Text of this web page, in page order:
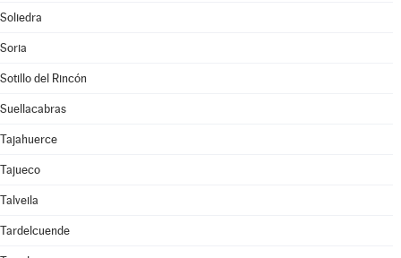
Soliedra
Soria
Sotillo del Rincón
Suellacabras
Tajahuerce
Tajueco
Talveila
Tardelcuende